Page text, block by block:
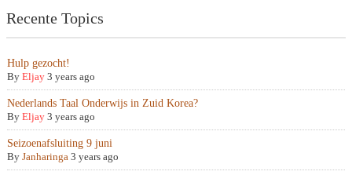
Recente Topics
Hulp gezocht!
By Eljay 3 years ago
Nederlands Taal Onderwijs in Zuid Korea?
By Eljay 3 years ago
Seizoenafsluiting 9 juni
By Janharinga 3 years ago